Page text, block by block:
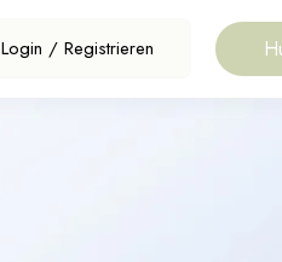
Login / Registrieren